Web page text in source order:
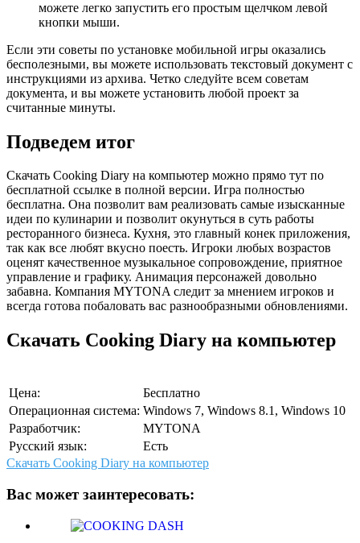
можете легко запустить его простым щелчком левой
кнопки мыши.
Если эти советы по установке мобильной игры оказались
бесполезными, вы можете использовать текстовый документ с
инструкциями из архива. Четко следуйте всем советам
документа, и вы можете установить любой проект за
считанные минуты.
Подведем итог
Скачать Cooking Diary на компьютер можно прямо тут по
бесплатной ссылке в полной версии. Игра полностью
бесплатна. Она позволит вам реализовать самые изысканные
идеи по кулинарии и позволит окунуться в суть работы
ресторанного бизнеса. Кухня, это главный конек приложения,
так как все любят вкусно поесть. Игроки любых возрастов
оценят качественное музыкальное сопровождение, приятное
управление и графику. Анимация персонажей довольно
забавна. Компания MYTONA следит за мнением игроков и
всегда готова побаловать вас разнообразными обновлениями.
Скачать Cooking Diary на компьютер
Цена:
Бесплатно
Операционная система: Windows 7, Windows 8.1, Windows 10
Разработчик:
MYTONA
Русский язык:
Есть
Скачать Cooking Diary на компьютер
Вас может заинтересовать: